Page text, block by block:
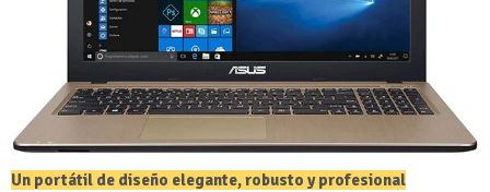
Un portátil de diseño elegante, robusto y profesional